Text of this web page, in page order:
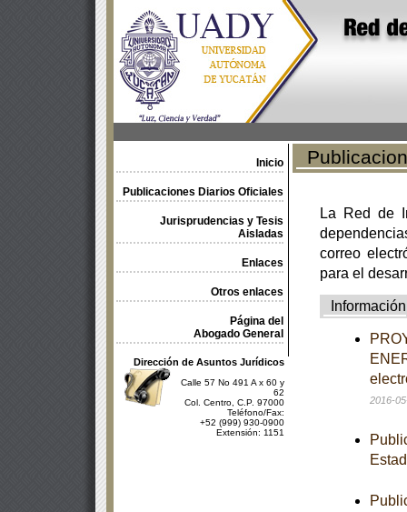
Inicio
Publicaciones Diarios Oficiales
Jurisprudencias y Tesis
Aisladas
Enlaces
Otros enlaces
Página del
Abogado General
Dirección de Asuntos Jurídicos
Calle 57 No 491 A x 60 y
62
Col. Centro, C.P. 97000
Teléfono/Fax:
+52 (999) 930-0900
Extensión: 1151
La Red de
correo
para el
Información
2016-